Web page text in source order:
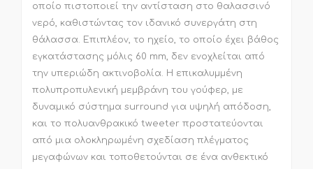
οποίο πιστοποιεί την αντίσταση στο θαλασσινό
νερό, καθιστώντας τον ιδανικό συνεργάτη στη
θάλασσα. Επιπλέον, το ηχείο, το οποίο έχει βάθος
εγκατάστασης μόλις 60 mm, δεν ενοχλείται από
την υπεριώδη ακτινοβολία. Η επικαλυμμένη
πολυπροπυλενική μεμβράνη του γούφερ, με
δυναμικό σύστημα surround για υψηλή απόδοση,
και το πολυανθρακικό tweeter προστατεύονται
από μια ολοκληρωμένη σχεδίαση πλέγματος
μεγαφώνων και τοποθετούνται σε ένα ανθεκτικό